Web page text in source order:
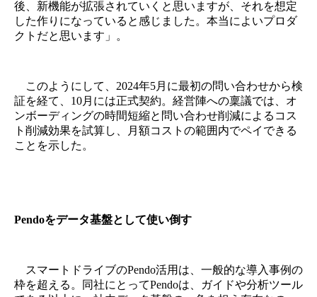
後、新機能が拡張されていくと思いますが、それを想定
した作りになっていると感じました。本当によいプロダ
クトだと思います」。
このようにして、2024年5月に最初の問い合わせから検
証を経て、10月には正式契約。経営陣への稟議では、オ
ンボーディングの時間短縮と問い合わせ削減によるコス
ト削減効果を試算し、月額コストの範囲内でペイできる
ことを示した。
Pendoをデータ基盤として使い倒す
スマートドライブのPendo活用は、一般的な導入事例の
枠を超える。同社にとってPendoは、ガイドや分析ツール